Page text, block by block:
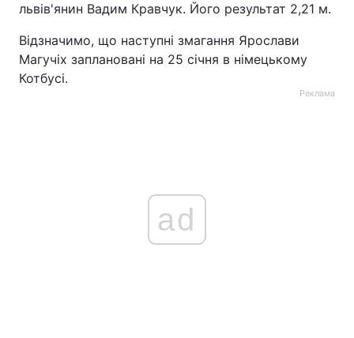
львів'янин Вадим Кравчук. Його результат 2,21 м.
Відзначимо, що наступні змагання Ярослави
Магучіх заплановані на 25 січня в німецькому
Котбусі.
Реклама
ad